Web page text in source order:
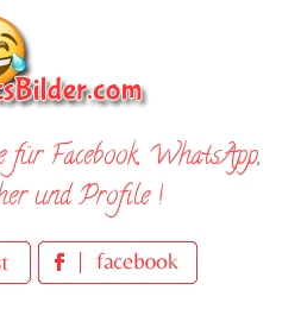
Facebook, WhatsApp,
und Profile !